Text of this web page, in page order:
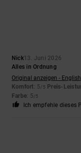
Nick13. Juni 2026
Alles in Ordnung
Original anzeigen - English
Komfort: 5/5 Preis-
Farbe: 5/5
Ich empfehle dieses